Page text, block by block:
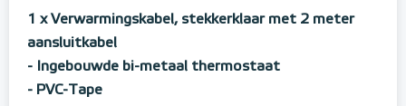
1 x Verwarmingskabel, stekkerklaar met 2 meter
aansluitkabel
- Ingebouwde bi-metaal thermostaat
- PVC-Tape